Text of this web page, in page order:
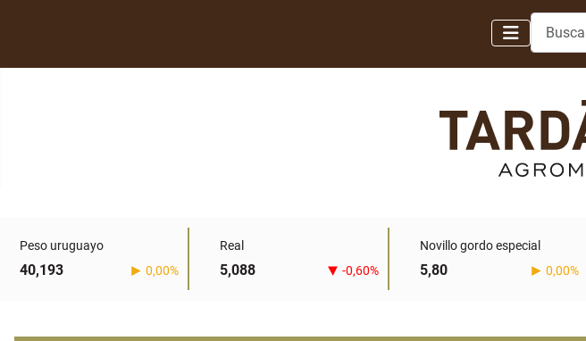
Buscar
Peso uruguayo
40,193 0,00%
Real
5,088 -0,60%
Novillo gordo especial
5,80 0,00%